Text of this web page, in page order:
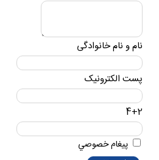
نام و نام خانوادگی
پست الکترونیک
4+2
پيغام خصوصي